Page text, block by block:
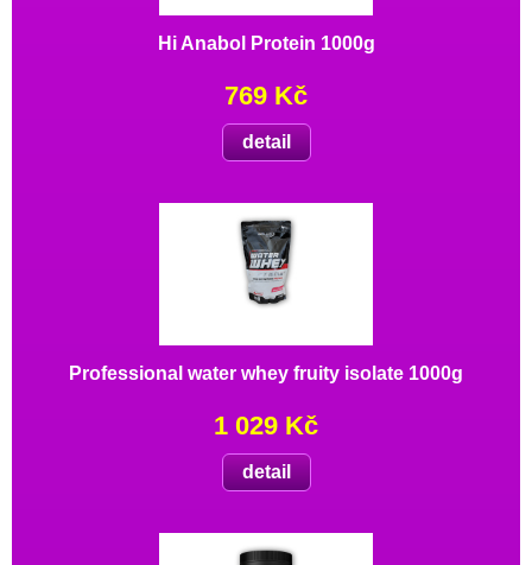
Hi Anabol Protein 1000g
769 Kč
detail
Professional water whey fruity isolate 1000g
1 029 Kč
detail